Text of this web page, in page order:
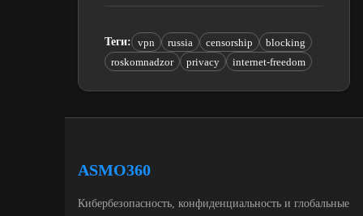
Теги: vpn russia censorship
blocking
roskomnadzor
privacy internet-freedom
ASMO360
Кибербезопасность, конфиденциальность и глобальные